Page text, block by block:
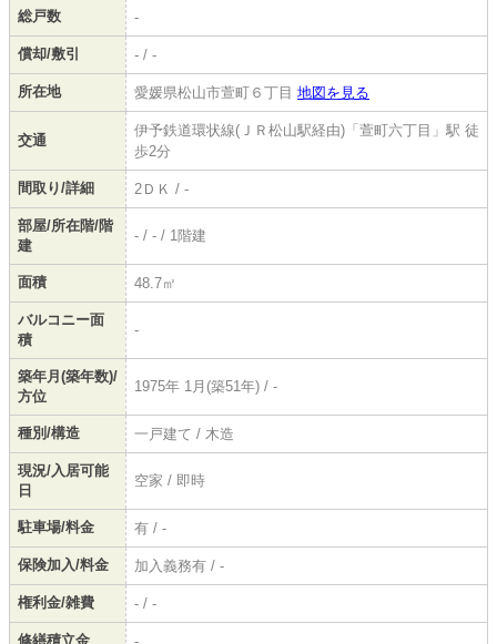
総戸数 -
償却/敷引 - / -
所在地 愛媛県松山市萱町６丁目 地図を見る
交通
伊予鉄道環状線(ＪＲ松山駅経由)「萱町六丁目」駅 徒
歩2分
間取り/詳細 2ＤＫ / -
部屋/所在階/階
建
- / - / 1階建
面積 48.7㎡
バルコニー面
積
-
築年月(築年数)/
方位
1975年 1月(築51年) / -
種別/構造 一戸建て / 木造
現況/入居可能
日
空家 / 即時
駐車場/料金 有 / -
保険加入/料金 加入義務有 / -
権利金/雑費 - / -
修繕積立金